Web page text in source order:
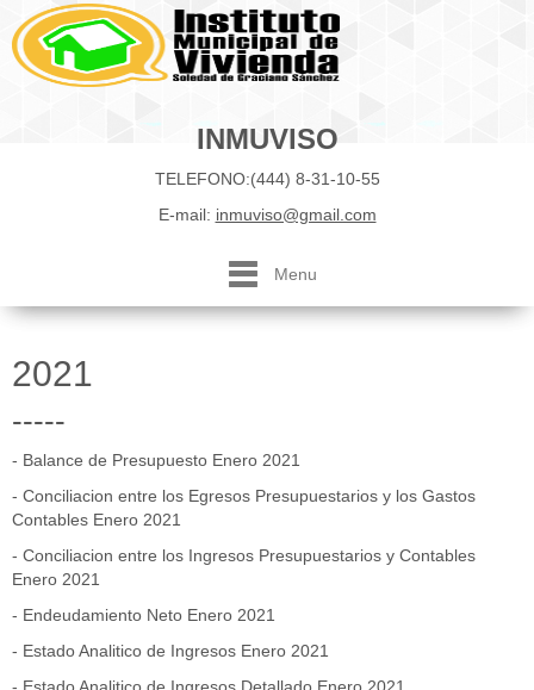
INMUVISO
TELEFONO:(444) 8-31-10-55
E-mail: inmuviso@gmail.com
Menu
2021
-----
- Balance de Presupuesto Enero 2021
- Conciliacion entre los Egresos Presupuestarios y los Gastos
Contables Enero 2021
- Conciliacion entre los Ingresos Presupuestarios y Contables
Enero 2021
- Endeudamiento Neto Enero 2021
- Estado Analitico de Ingresos Enero 2021